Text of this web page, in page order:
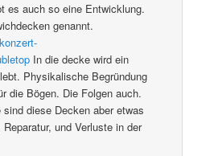
es auch so eine Entwicklung.
genannt.
In die decke wird ein
Physikalische Begründung
die Bögen. Die Folgen auch.
diese Decken aber etwas
und Verluste in der